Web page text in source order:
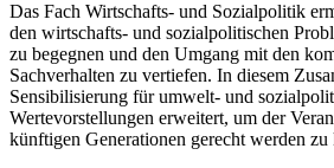
Das Fach Wirtschafts- und Sozialpolitik
den wirtschafts- und sozialpolitischen
zu begegnen und den Umgang mit den
Sachverhalten zu vertiefen. In diesem
Sensibilisierung für umwelt- und
Wertevorstellungen erweitert, um der
künftigen Generationen gerecht werden zu